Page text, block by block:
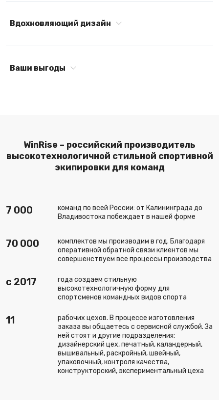
Вдохновляющий дизайн
Ваши выгоды
WinRise – российский производитель
высокотехнологичной стильной спортивной
экипировки для команд
7 000
команд по всей России: от Калининграда до
Владивостока побеждает в нашей форме
70 000
комплектов мы производим в год. Благодаря
оперативной обратной связи клиентов мы
совершенствуем все процессы производства
c 2017
года создаем стильную
высокотехнологичную форму для
спортсменов командных видов спорта
11
рабочих цехов. В процессе изготовления
заказа вы общаетесь с сервисной службой. За
ней стоят и другие подразделения:
дизайнерский цех, печатный, каландерный,
вышивальный, раскройный, швейный,
упаковочный, контроля качества,
конструкторский, экспериментальный цеха